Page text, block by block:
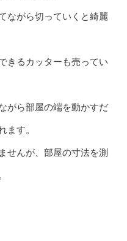
ながら切っていくと綺麗
きるカッターも売ってい
がら部屋の端を動かすだ
ます。
せんが、部屋の寸法を測